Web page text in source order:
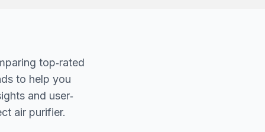
top‐rated
to help you
and user‐
air purifier.